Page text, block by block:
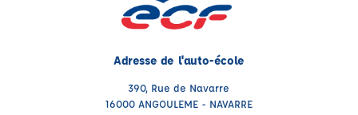
Adresse de l'auto-école
390, Rue de Navarre
16000 ANGOULEME - NAVARRE